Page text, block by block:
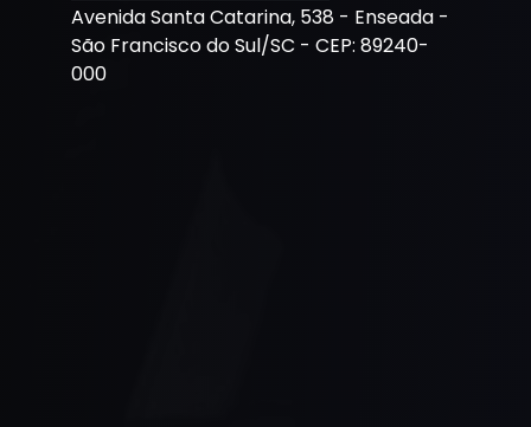
Avenida Santa Catarina, 538 - Enseada -
São Francisco do Sul/SC - CEP: 89240-
000